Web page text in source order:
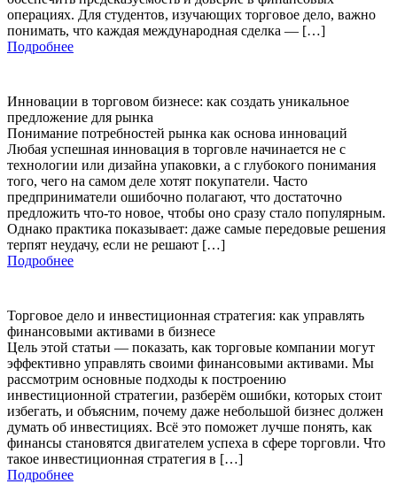
операциях. Для студентов, изучающих торговое дело, важно
понимать, что каждая международная сделка — […]
Подробнее
Инновации в торговом бизнесе: как создать уникальное
предложение для рынка
Понимание потребностей рынка как основа инноваций
Любая успешная инновация в торговле начинается не с
технологии или дизайна упаковки, а с глубокого понимания
того, чего на самом деле хотят покупатели. Часто
предприниматели ошибочно полагают, что достаточно
предложить что-то новое, чтобы оно сразу стало популярным.
Однако практика показывает: даже самые передовые решения
терпят неудачу, если не решают […]
Подробнее
Торговое дело и инвестиционная стратегия: как управлять
финансовыми активами в бизнесе
Цель этой статьи — показать, как торговые компании могут
эффективно управлять своими финансовыми активами. Мы
рассмотрим основные подходы к построению
инвестиционной стратегии, разберём ошибки, которых стоит
избегать, и объясним, почему даже небольшой бизнес должен
думать об инвестициях. Всё это поможет лучше понять, как
финансы становятся двигателем успеха в сфере торговли. Что
такое инвестиционная стратегия в […]
Подробнее